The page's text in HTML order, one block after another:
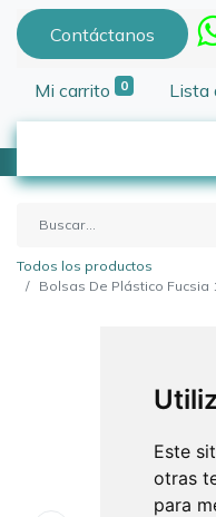
Este
otras
para
Contáctanos
Mi carrito 0 Lista
Todos los productos
Bolsas De Plástico Fucsia